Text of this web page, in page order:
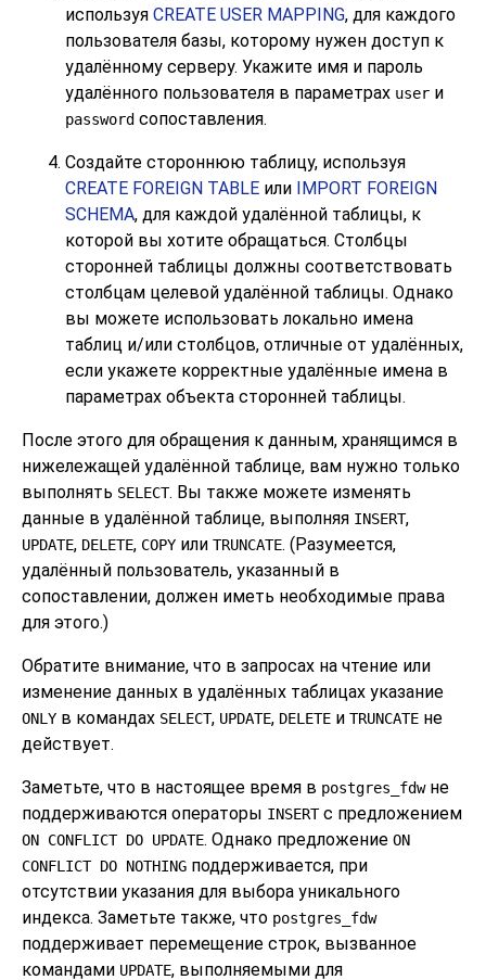
используя CREATE USER MAPPING, для каждого
пользователя базы, которому нужен доступ к
удалённому серверу. Укажите имя и пароль
удалённого пользователя в параметрах user и
password сопоставления.
Создайте стороннюю таблицу, используя
CREATE FOREIGN TABLE или IMPORT FOREIGN
SCHEMA, для каждой удалённой таблицы, к
которой вы хотите обращаться. Столбцы
сторонней таблицы должны соответствовать
столбцам целевой удалённой таблицы. Однако
вы можете использовать локально имена
таблиц и/или столбцов, отличные от удалённых,
если укажете корректные удалённые имена в
параметрах объекта сторонней таблицы.
После этого для обращения к данным, хранящимся в
нижележащей удалённой таблице, вам нужно только
выполнять SELECT. Вы также можете изменять
данные в удалённой таблице, выполняя INSERT,
UPDATE, DELETE, COPY или TRUNCATE. (Разумеется,
удалённый пользователь, указанный в
сопоставлении, должен иметь необходимые права
для этого.)
Обратите внимание, что в запросах на чтение или
изменение данных в удалённых таблицах указание
ONLY в командах SELECT, UPDATE, DELETE и TRUNCATE не
действует.
Заметьте, что в настоящее время в postgres_fdwне
поддерживаются операторы INSERTс предложением
ON CONFLICT DO UPDATE. Однако предложение ON
CONFLICT DO NOTHING поддерживается, при
отсутствии указания для выбора уникального
индекса. Заметьте также, что postgres_fdw
поддерживает перемещение строк, вызванное
командами UPDATE, выполняемыми для